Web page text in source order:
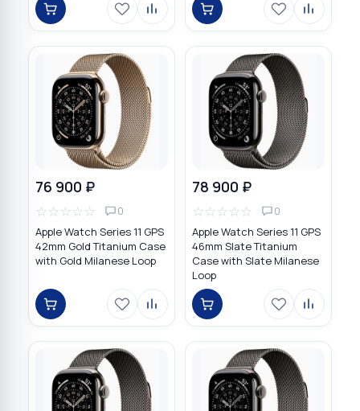
76 900 ₽
☆☆☆☆☆ 0
Apple Watch Series 11 GPS
42mm Gold Titanium Case
with Gold Milanese Loop
78 900 ₽
☆☆☆☆☆ 0
Apple Watch Series 11 GPS
46mm Slate Titanium
Case with Slate Milanese
Loop